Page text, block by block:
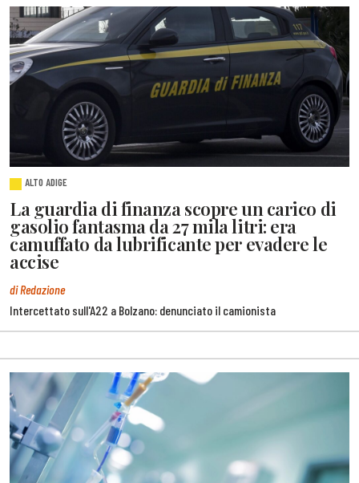
ALTO ADIGE
La guardia di finanza scopre un carico di
gasolio fantasma da 27 mila litri: era
camuffato da lubrificante per evadere le
accise
di Redazione
Intercettato sull'A22 a Bolzano: denunciato il camionista